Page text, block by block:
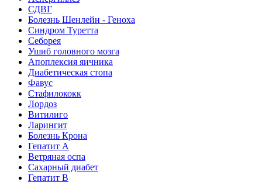
СДВГ
Болезнь Шенлейн - Геноха
Синдром Туретта
Себорея
Ушиб головного мозга
Апоплексия яичника
Диабетическая стопа
Фавус
Стафилококк
Лордоз
Витилиго
Ларингит
Болезнь Крона
Гепатит A
Ветряная оспа
Сахарный диабет
Гепатит B